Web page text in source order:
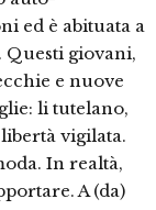
ed è abituata a
giovani,
e nuove
li tutelano,
vigilata.
In realtà,
A (da)